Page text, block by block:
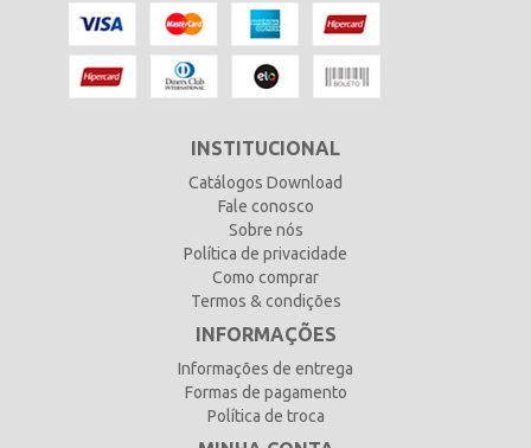
INSTITUCIONAL
Catálogos Download
Fale conosco
Sobre nós
Política de privacidade
Como comprar
Termos & condições
INFORMAÇÕES
Informações de entrega
Formas de pagamento
Política de troca